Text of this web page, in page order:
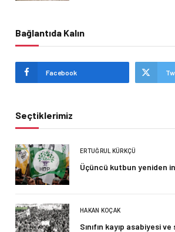
Bağlantıda Kalın
Facebook
Seçtiklerimiz
ERTUĞRUL KÜRKÇÜ
Üçüncü kutbun yeniden
HAKAN KOÇAK
Sınıfın kayıp asabiyesi